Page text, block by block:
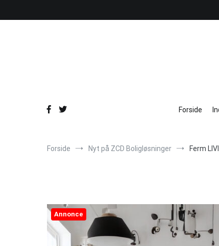
Forside
Forside Nyt på ZCD Boligløsninger Ferm
Annonce